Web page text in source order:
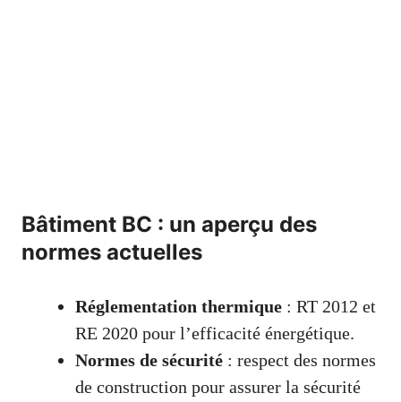
Bâtiment BC : un aperçu des
normes actuelles
Réglementation thermique : RT 2012 et
RE 2020 pour l’efficacité énergétique.
Normes de sécurité : respect des normes
de construction pour assurer la sécurité